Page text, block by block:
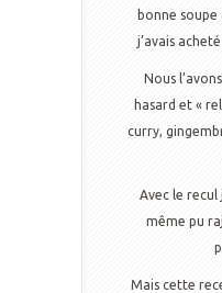
bonne
j’avais
Nous
hasard et «
curry,
Avec le recul
même pu
Mais cette